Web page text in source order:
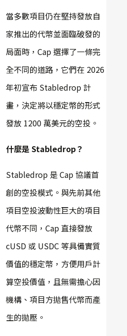
當多數項目仍在堅持發放自
家推出的代幣並面臨破發的
局面時，Cap 選擇了一條完
全不同的道路，它們在 2026
年初宣布 Stabledrop 計
畫，決定將以穩定幣的形式
發放 1200 萬美元的空投。
什麼是 Stabledrop？
Stabledrop 是 Cap 協議首
創的空投模式。與先前其他
項目空投波動性巨大的項目
代幣不同，Cap 直接發放
cUSD 或 USDC 等具備實質
價值的穩定幣，方便用戶計
算空投價值，且無需擔心因
機構、項目方拋售代幣而產
生的拋壓。